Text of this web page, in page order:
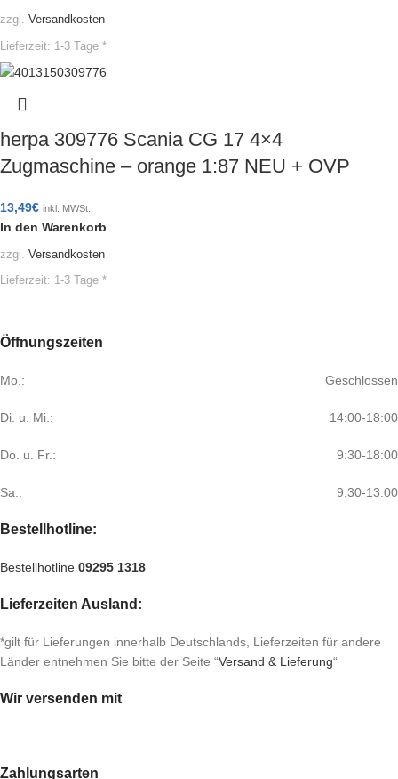
zzgl. Versandkosten
Lieferzeit: 1-3 Tage *
herpa 309776 Scania CG 17 4×4
Zugmaschine – orange 1:87 NEU + OVP
13,49€ inkl. MWSt.
In den Warenkorb
zzgl. Versandkosten
Lieferzeit: 1-3 Tage *
Öffnungszeiten
Mo.: Geschlossen
Di. u. Mi.: 14:00-18:00
Do. u. Fr.: 9:30-18:00
Sa.: 9:30-13:00
Bestellhotline:
Bestellhotline 09295 1318
Lieferzeiten Ausland:
*gilt für Lieferungen innerhalb Deutschlands, Lieferzeiten für andere
Länder entnehmen Sie bitte der Seite “Versand & Lieferung“
Wir versenden mit
Zahlungsarten